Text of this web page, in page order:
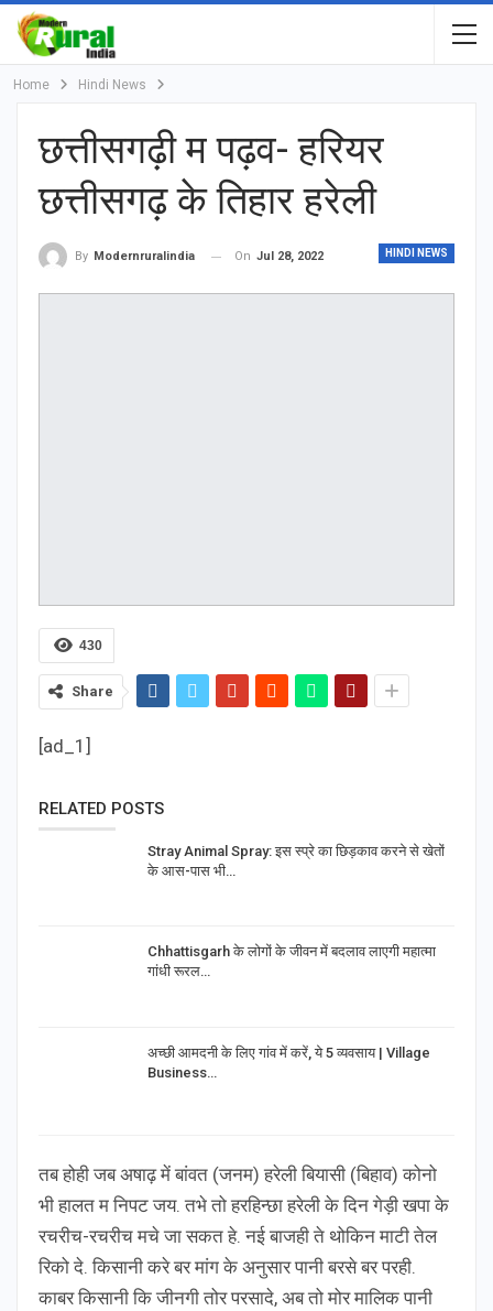
Home Hindi News
छत्तीसगढ़ी म पढ़व- हरियर
छत्तीसगढ़ के तिहार हरेली
HINDI NEWS
By Modernruralindia On Jul 28, 2022
430
Share
[ad_1]
RELATED POSTS
Stray Animal Spray: इस स्प्रे का छिड़काव करने से खेतों
के आस-पास भी…
Chhattisgarh के लोगों के जीवन में बदलाव लाएगी महात्मा
गांधी रूरल…
अच्छी आमदनी के लिए गांव में करें, ये 5 व्यवसाय | Village
Business…
तब होही जब अषाढ़ में बांवत (जनम) हरेली बियासी (बिहाव) कोनो
भी हालत म निपट जय. तभे तो हरहिन्छा हरेली के दिन गेड़ी खपा के
रचरीच-रचरीच मचे जा सकत हे. नई बाजही ते थोकिन माटी तेल
रिको दे. किसानी करे बर मांग के अनुसार पानी बरसे बर परही.
काबर किसानी कि जीनगी तोर परसादे, अब तो मोर मालिक पानी